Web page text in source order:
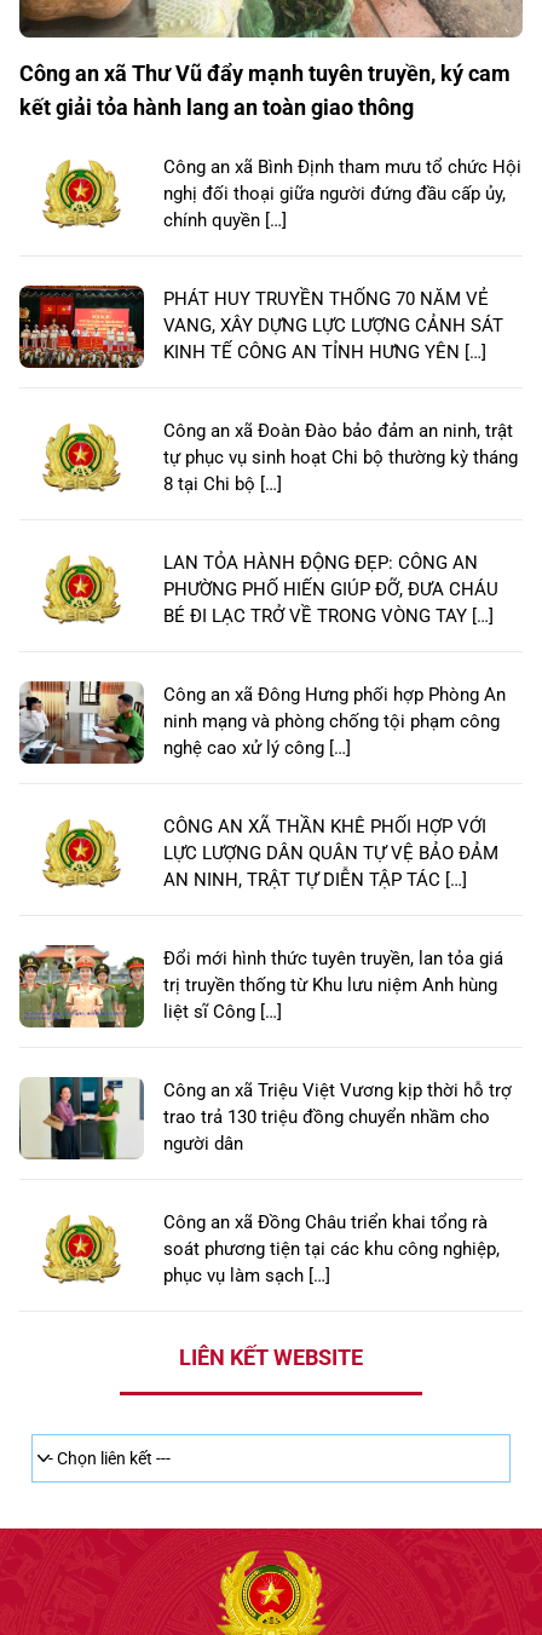
Công an xã Thư Vũ đẩy mạnh tuyên truyền, ký cam
kết giải tỏa hành lang an toàn giao thông
Công an xã Bình Định tham mưu tổ chức Hội
nghị đối thoại giữa người đứng đầu cấp ủy,
chính quyền […]
PHÁT HUY TRUYỀN THỐNG 70 NĂM VẺ
VANG, XÂY DỰNG LỰC LƯỢNG CẢNH SÁT
KINH TẾ CÔNG AN TỈNH HƯNG YÊN […]
Công an xã Đoàn Đào bảo đảm an ninh, trật
tự phục vụ sinh hoạt Chi bộ thường kỳ tháng
8 tại Chi bộ […]
LAN TỎA HÀNH ĐỘNG ĐẸP: CÔNG AN
PHƯỜNG PHỐ HIẾN GIÚP ĐỠ, ĐƯA CHÁU
BÉ ĐI LẠC TRỞ VỀ TRONG VÒNG TAY […]
Công an xã Đông Hưng phối hợp Phòng An
ninh mạng và phòng chống tội phạm công
nghệ cao xử lý công […]
CÔNG AN XÃ THẦN KHÊ PHỐI HỢP VỚI
LỰC LƯỢNG DÂN QUÂN TỰ VỆ BẢO ĐẢM
AN NINH, TRẬT TỰ DIỄN TẬP TÁC […]
Đổi mới hình thức tuyên truyền, lan tỏa giá
trị truyền thống từ Khu lưu niệm Anh hùng
liệt sĩ Công […]
Công an xã Triệu Việt Vương kịp thời hỗ trợ
trao trả 130 triệu đồng chuyển nhầm cho
người dân
Công an xã Đồng Châu triển khai tổng rà
soát phương tiện tại các khu công nghiệp,
phục vụ làm sạch […]
LIÊN KẾT WEBSITE